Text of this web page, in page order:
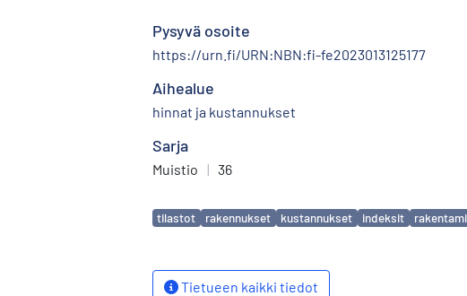
Pysyvä osoite
https://urn.fi/URN:NBN:fi-fe2023013125177
Aihealue
hinnat ja kustannukset
Sarja
Muistio | 36
Avainsanat
tilastot rakennukset kustannukset indeksit
Tietueen kaikki tiedot